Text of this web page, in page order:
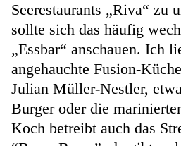
Seerestaurants „Riva“ zu
sollte sich das häufig
„Essbar“ anschauen. Ich
angehauchte Fusion-
Julian Müller-Nestler,
Burger oder die
Koch betreibt auch das